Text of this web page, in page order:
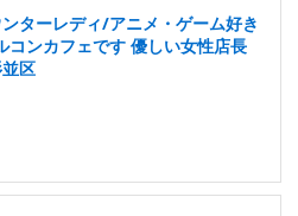
ターレディ/アニメ・ゲーム好き
コンカフェです 優しい女性店長
区